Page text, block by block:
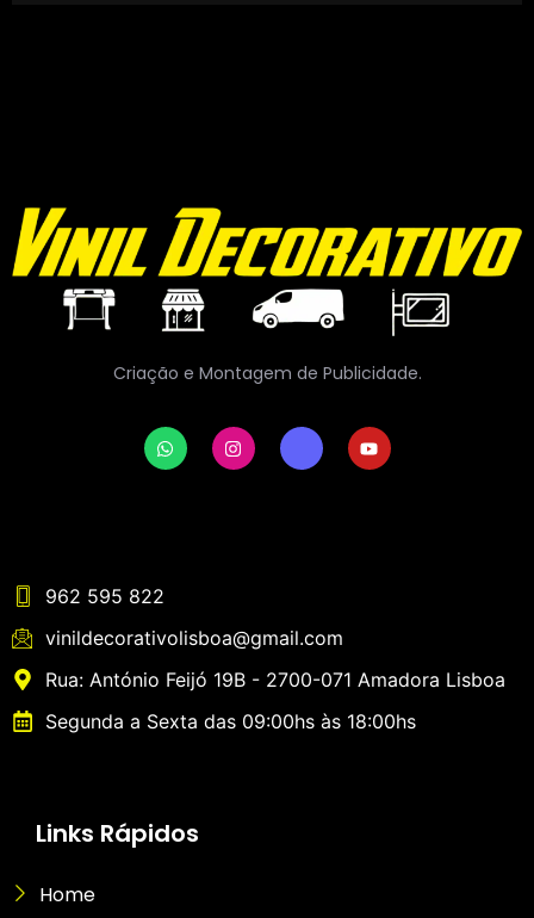
Criação e Montagem de Publicidade.
962 595 822
vinildecorativolisboa@gmail.com
Rua: António Feijó 19B - 2700-071 Amadora Lisboa
Segunda a Sexta das 09:00hs às 18:00hs
Links Rápidos
Home